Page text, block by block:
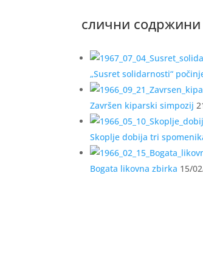
слични содржини
„Susret solidarnosti“
Završen kiparski simpozij
Skoplje dobija tri
Bogata likovna zbirka 15/